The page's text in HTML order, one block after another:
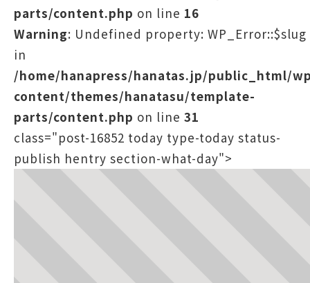
parts/content.php on line 16
Warning: Undefined property: WP_Error::$slug
in
/home/hanapress/hanatas.jp/public_html/
content/themes/hanatasu/template-
parts/content.php on line 31
class="post-16852 today type-today status-
publish hentry section-what-day">